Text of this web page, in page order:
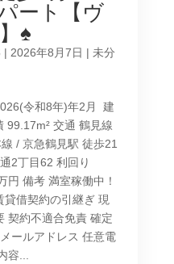
ート【ヴ
♠
| 2026年8月7日 | 未分
令和8年)年2月 建
99.17m² 交通 鶴見線
/ 京急鶴見駅 徒歩21
2丁目62 利回り
円 備考 満室稼働中！
借契約の引継ぎ 現
契約不適合免責 確定
ールアドレス 任意電
容...